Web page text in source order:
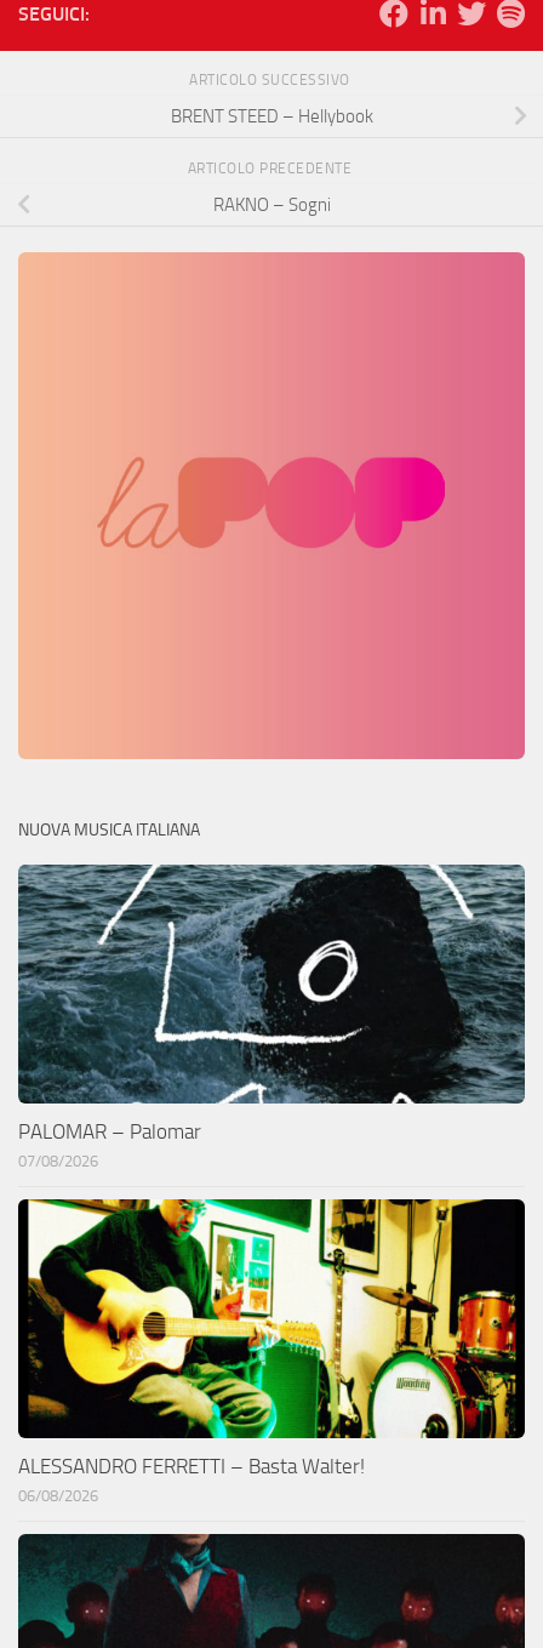
SEGUICI:
ARTICOLO SUCCESSIVO
BRENT STEED – Hellybook
ARTICOLO PRECEDENTE
RAKNO – Sogni
NUOVA MUSICA ITALIANA
PALOMAR – Palomar
07/08/2026
ALESSANDRO FERRETTI – Basta Walter!
06/08/2026